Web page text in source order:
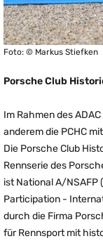
Foto: © Markus Stiefken
Porsche Club
Im Rahmen des
anderem die PCHC
Die Porsche Club
Rennserie des
ist National A/NSAFP
Participation -
durch die Firma
für Rennsport mit